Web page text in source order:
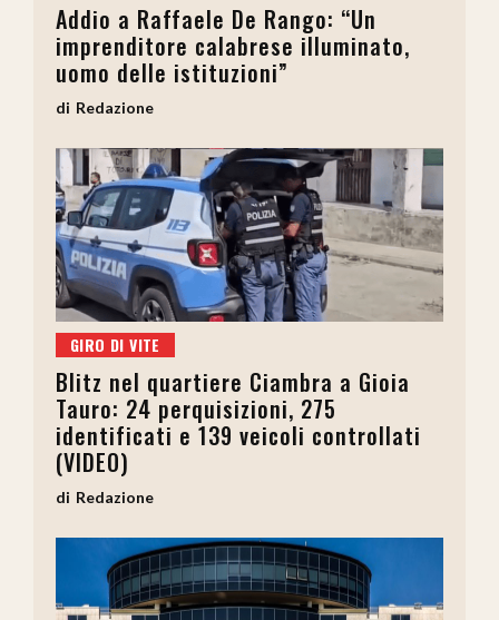
Addio a Raffaele De Rango: “Un
imprenditore calabrese illuminato,
uomo delle istituzioni”
Redazione
GIRO DI VITE
Blitz nel quartiere Ciambra a Gioia
Tauro: 24 perquisizioni, 275
identificati e 139 veicoli controllati
(VIDEO)
Redazione